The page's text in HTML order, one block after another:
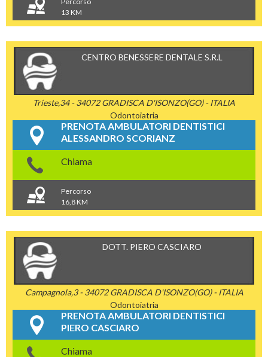
13 KM
CENTRO BENESSERE DENTALE S.R.L
Trieste,34 - 34072 GRADISCA D'ISONZO(GO) - ITALIA
Odontoiatria
PRENOTA AMBULATORI DENTISTICI
ALESSANDRO SCORIANZ
Chiama
Percorso
16,8 KM
DOTT. PIERO CASCIARO
Campagnola,3 - 34072 GRADISCA D'ISONZO(GO) - ITALIA
Odontoiatria
PRENOTA AMBULATORI DENTISTICI
PIERO CASCIARO
Chiama